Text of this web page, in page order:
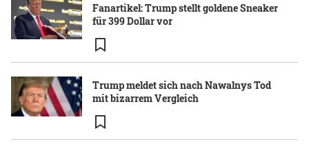
Fanartikel: Trump stellt goldene Sneaker
für 399 Dollar vor
Trump meldet sich nach Nawalnys Tod
mit bizarrem Vergleich